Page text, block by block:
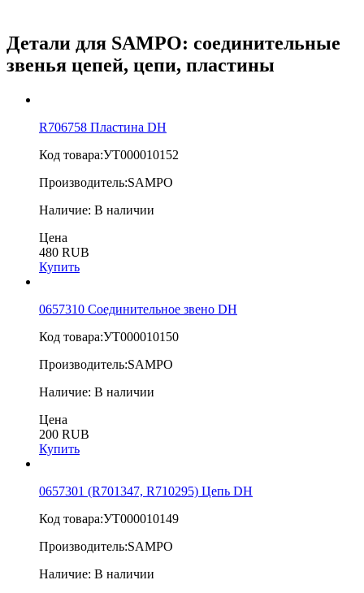
Детали для SAMPO: соединительные
звенья цепей, цепи, пластины
R706758 Пластина DH
Код товара:УТ000010152
Производитель:SAMPO
Наличие: В наличии
Цена
480 RUB
Купить
0657310 Соединительное звено DH
Код товара:УТ000010150
Производитель:SAMPO
Наличие: В наличии
Цена
200 RUB
Купить
0657301 (R701347, R710295) Цепь DH
Код товара:УТ000010149
Производитель:SAMPO
Наличие: В наличии